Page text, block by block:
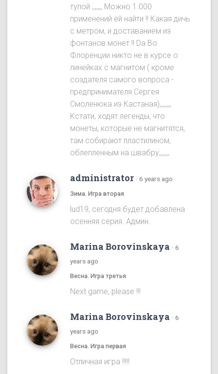
тупой ,,,,,,, Можно 1.000
применений ей найти !! Какая дичь
с метром, и доставанием из
фонтанов монет !! Da Во
Флоренции никто не в курсе о
линейках с магнитом ( кроме
создателя самого вопроса -
предпринимателя Сергея
Смоленюка из Кастаная),,,,,,,,
Kстати, ходят легенды, что
монеты, которые не магнитятся,
там собирают пластилином,
облепленным на швабру,,,,,,,
administrator · 6 years ago
Зима. Игра вторая
lud19, сегодня будет добавлена
осенняя серия. Админ.
Marina Borovinskaya · 6
years ago
Весна. Игра третья
Next game, please !!!
Marina Borovinskaya · 6
years ago
Весна. Игра первая
Отличная игра !!!!!